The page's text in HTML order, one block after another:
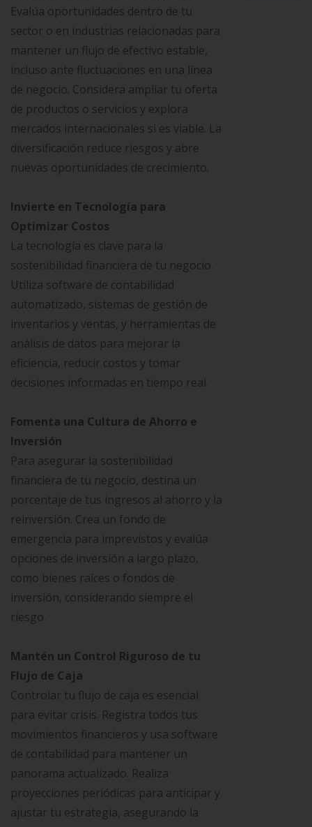
Evalúa oportunidades dentro de tu
sector o en industrias relacionadas para
mantener un flujo de efectivo estable,
incluso ante fluctuaciones en una línea
de negocio. Considera ampliar tu oferta
de productos o servicios y explora
mercados internacionales si es viable. La
diversificación reduce riesgos y abre
nuevas oportunidades de crecimiento.
Invierte en Tecnología para
Optimizar Costos
La tecnología es clave para la
sostenibilidad financiera de tu negocio.
Utiliza software de contabilidad
automatizado, sistemas de gestión de
inventarios y ventas, y herramientas de
análisis de datos para mejorar la
eficiencia, reducir costos y tomar
decisiones informadas en tiempo real.
Fomenta una Cultura de Ahorro e
Inversión
Para asegurar la sostenibilidad
financiera de tu negocio, destina un
porcentaje de tus ingresos al ahorro y la
reinversión. Crea un fondo de
emergencia para imprevistos y evalúa
opciones de inversión a largo plazo,
como bienes raíces o fondos de
inversión, considerando siempre el
riesgo.
Mantén un Control Riguroso de tu
Flujo de Caja
Controlar tu flujo de caja es esencial
para evitar crisis. Registra todos tus
movimientos financieros y usa software
de contabilidad para mantener un
panorama actualizado. Realiza
proyecciones periódicas para anticipar y
ajustar tu estrategia, asegurando la